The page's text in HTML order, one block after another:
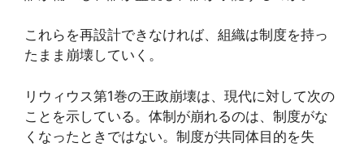
これらを再設計できなければ、組織は制度を持っ
たまま崩壊していく。
リウィウス第1巻の王政崩壊は、現代に対して次の
ことを示している。体制が崩れるのは、制度がな
くなったときではない。制度が共同体目的を失